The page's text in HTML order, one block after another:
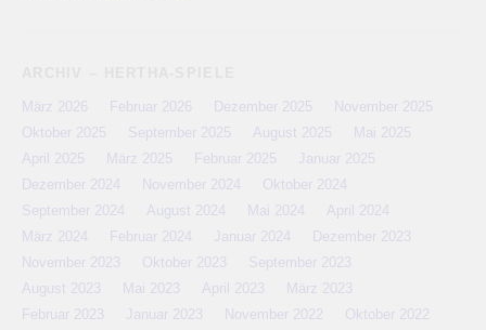
März 2026 Februar 2026 Dezember 2025
November 2025
Oktober 2025
September 2025 August 2025
Mai 2025
April 2025
März 2025 Februar 2025
Januar 2025
Dezember 2024
November 2024
Oktober 2024
September 2024
August 2024 Mai 2024
April 2024
März 2024
Februar 2024 Januar 2024
Dezember 2023
November 2023
Oktober 2023
September 2023
August 2023
Mai 2023 April 2023
März 2023
Februar 2023
Januar 2023 November 2022
Oktober 2022